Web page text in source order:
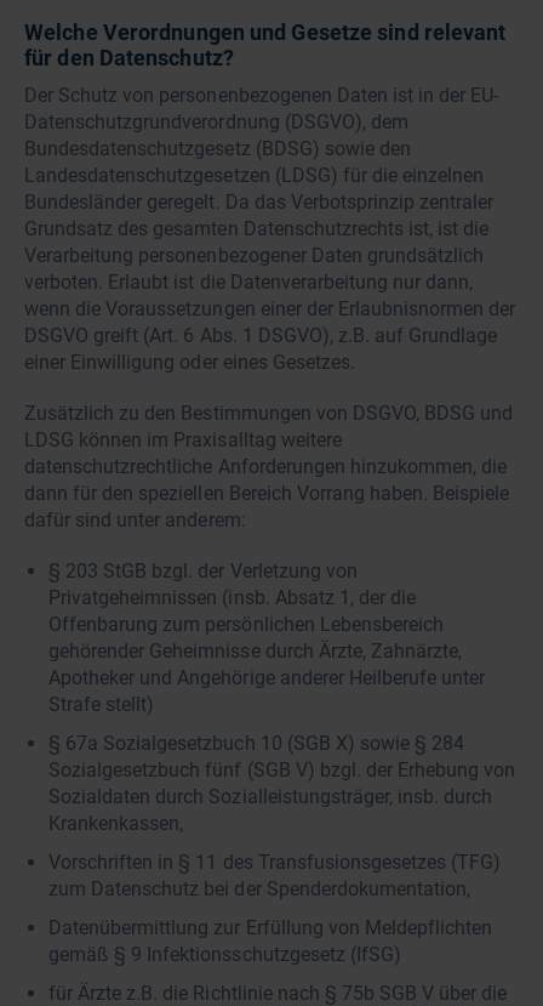
Welche Verordnungen und Gesetze sind relevant
für den Datenschutz?
Der Schutz von personenbezogenen Daten ist in der EU-
Datenschutzgrundverordnung (DSGVO), dem
Bundesdatenschutzgesetz (BDSG) sowie den
Landesdatenschutzgesetzen (LDSG) für die einzelnen
Bundesländer geregelt. Da das Verbotsprinzip zentraler
Grundsatz des gesamten Datenschutzrechts ist, ist die
Verarbeitung personenbezogener Daten grundsätzlich
verboten. Erlaubt ist die Datenverarbeitung nur dann,
wenn die Voraussetzungen einer der Erlaubnisnormen der
DSGVO greift (Art. 6 Abs. 1 DSGVO), z.B. auf Grundlage
einer Einwilligung oder eines Gesetzes.
Zusätzlich zu den Bestimmungen von DSGVO, BDSG und
LDSG können im Praxisalltag weitere
datenschutzrechtliche Anforderungen hinzukommen, die
dann für den speziellen Bereich Vorrang haben. Beispiele
dafür sind unter anderem:
§ 203 StGB bzgl. der Verletzung von
Privatgeheimnissen (insb. Absatz 1, der die
Offenbarung zum persönlichen Lebensbereich
gehörender Geheimnisse durch Ärzte, Zahnärzte,
Apotheker und Angehörige anderer Heilberufe unter
Strafe stellt)
§ 67a Sozialgesetzbuch 10 (SGB X) sowie § 284
Sozialgesetzbuch fünf (SGB V) bzgl. der Erhebung von
Sozialdaten durch Sozialleistungsträger, insb. durch
Krankenkassen,
Vorschriften in § 11 des Transfusionsgesetzes (TFG)
zum Datenschutz bei der Spenderdokumentation,
Datenübermittlung zur Erfüllung von Meldepflichten
gemäß § 9 Infektionsschutzgesetz (IfSG)
für Ärzte z.B. die Richtlinie nach § 75b SGB V über die